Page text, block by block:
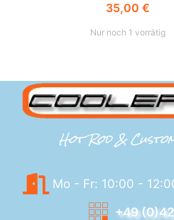
35,00 €
Nur noch 1 vorrätig
Hot Rod &
Mo - Fr: 10:00 -
+49